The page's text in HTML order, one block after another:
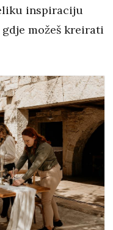
inspiraciju
možeš kreirati